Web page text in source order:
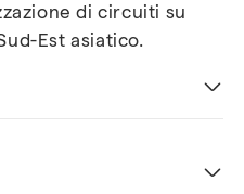
di circuiti su
Est asiatico.